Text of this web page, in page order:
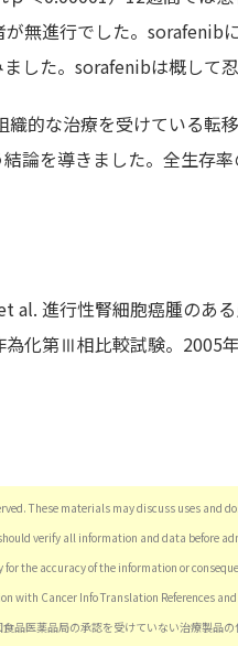
無進行でした。sorafenib
した。sorafenibは概して
的な治療を受けている転
論を導きました。全生存
al. 進行性腎細胞癌腫のあ
化第Ⅲ相比較試験。2005
These materials may discuss uses and
verify all information and data before
the accuracy of the information or
with Cancer Info Translation References
品医薬品局の承認を受けていない治療製品